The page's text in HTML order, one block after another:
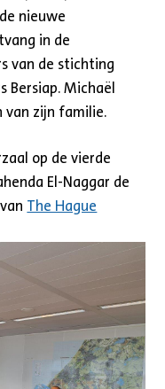
nieuwe
in de
van de stichting
Michaël
van zijn familie.
op de vierde
El-Naggar de
The Hague